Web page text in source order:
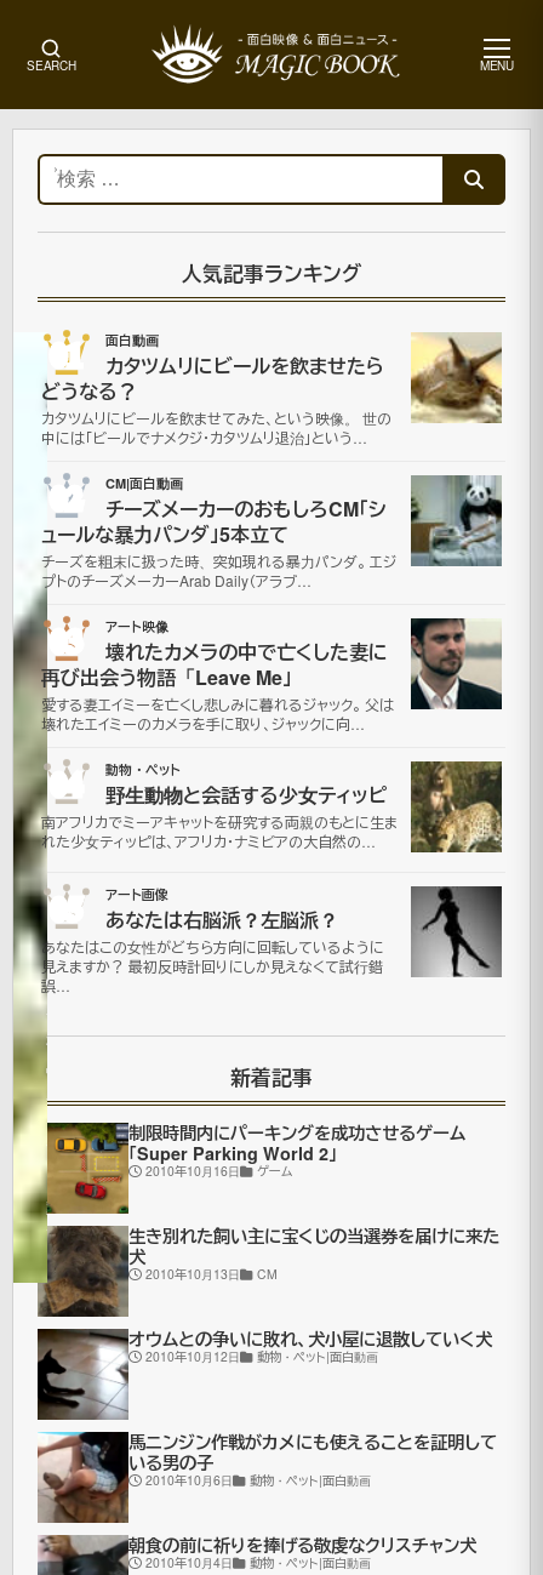
SEARCH MENU
メ
ュ
ー
ー
車
っ
て
ど
の
く
ら
い
飛
ぶ
の？
2006
年12月
25日
年7月
16日更
新
面
白
動
画
三
国
志
に
登
場
す
検
索:
人気記事ランキング
01 面白動画
カタツムリにビールを飲ませたら
どうなる？
カタツムリにビールを飲ませてみた、という映像。 世の
中には「ビールでナメクジ・カタツムリ退治」という…
02 CM|面白動画
チーズメーカーのおもしろCM「シ
ュールな暴力パンダ」5本立て
チーズを粗末に扱った時、突如現れる暴力パンダ。 エジ
プトのチーズメーカーArab Daily（アラブ…
03 アート映像
壊れたカメラの中で亡くした妻に
再び出会う物語「Leave Me」
愛する妻エイミーを亡くし悲しみに暮れるジャック。 父は
壊れたエイミーのカメラを手に取り、ジャックに向…
04 動物・ペット
野生動物と会話する少女ティッピ
南アフリカでミーアキャットを研究する両親のもとに生ま
れた少女ティッピは、アフリカ・ナミビアの大自然の…
05 アート画像
あなたは右脳派？左脳派？
あなたはこの女性がどちら方向に回転しているように
見えますか？ 最初反時計回りにしか見えなくて試行錯
誤…
新着記事
制限時間内にパーキングを成功させるゲーム
「Super Parking World 2」
2010年10月16日 ゲーム
生き別れた飼い主に宝くじの当選券を届けに来た
犬
2010年10月13日 CM
オウムとの争いに敗れ、犬小屋に退散していく犬
2010年10月12日 動物・ペット|面白動画
馬ニンジン作戦がカメにも使えることを証明して
いる男の子
2010年10月6日 動物・ペット|面白動画
朝食の前に祈りを捧げる敬虔なクリスチャン犬
2010年10月4日 動物・ペット|面白動画